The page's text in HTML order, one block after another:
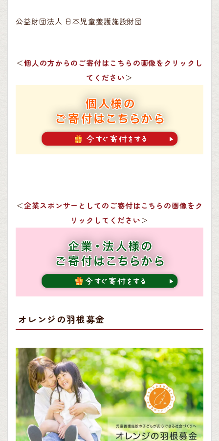
公益財団法人 日本児童養護施設財団
＜個人の方からのご寄付はこちらの画像をクリックし
てください＞
＜企業スポンサーとしてのご寄付はこちらの画像をク
リックしてください＞
オレンジの羽根募金